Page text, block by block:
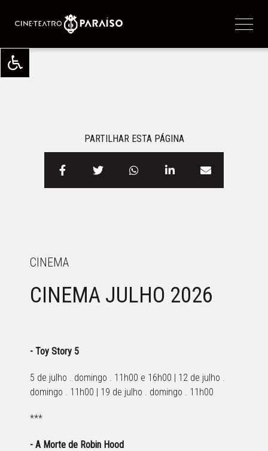
PARTILHAR ESTA PÁGINA
CINEMA
CINEMA JULHO 2026
- Toy Story 5
5 de julho . domingo . 11h00 e 16h00 | 12 de julho .
domingo . 11h00 | 19 de julho . domingo . 11h00
***
- A Morte de Robin Hood